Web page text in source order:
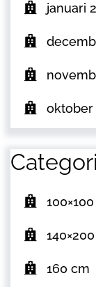
januari
oktober
100×100
140×200
160 cm